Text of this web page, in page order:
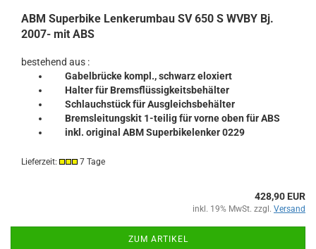
ABM Superbike Lenkerumbau SV 650 S WVBY Bj.
2007- mit ABS
bestehend aus :
Gabelbrücke kompl., schwarz eloxiert
Halter für Bremsflüssigkeitsbehälter
Schlauchstück für Ausgleichsbehälter
Bremsleitungskit 1-teilig für vorne oben für ABS
inkl. original ABM Superbikelenker 0229
Lieferzeit: 7 Tage
428,90 EUR
inkl. 19% MwSt. zzgl. Versand
ZUM ARTIKEL